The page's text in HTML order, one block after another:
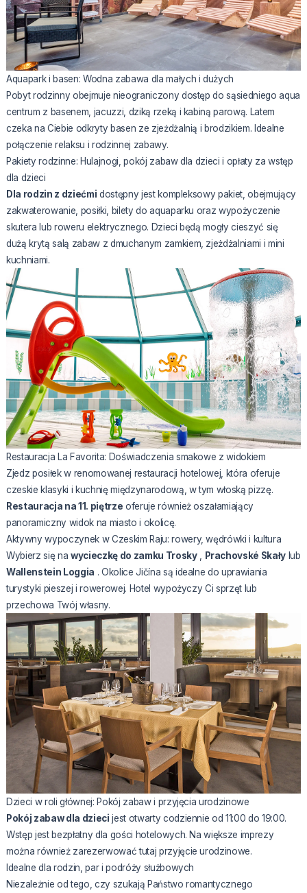
Aquapark i basen: Wodna zabawa dla małych i dużych
Pobyt rodzinny obejmuje nieograniczony dostęp do sąsiedniego aqua
centrum z basenem, jacuzzi, dziką rzeką i kabiną parową. Latem
czeka na Ciebie odkryty basen ze zjeżdżalnią i brodzikiem. Idealne
połączenie relaksu i rodzinnej zabawy.
Pakiety rodzinne: Hulajnogi, pokój zabaw dla dzieci i opłaty za wstęp
dla dzieci
Dla rodzin z dziećmi dostępny jest kompleksowy pakiet, obejmujący
zakwaterowanie, posiłki, bilety do aquaparku oraz wypożyczenie
skutera lub roweru elektrycznego. Dzieci będą mogły cieszyć się
dużą krytą salą zabaw z dmuchanym zamkiem, zjeżdżalniami i mini
kuchniami.
Restauracja La Favorita: Doświadczenia smakowe z widokiem
Zjedz posiłek w renomowanej restauracji hotelowej, która oferuje
czeskie klasyki i kuchnię międzynarodową, w tym włoską pizzę.
Restauracja na 11. piętrze oferuje również oszałamiający
panoramiczny widok na miasto i okolicę.
Aktywny wypoczynek w Czeskim Raju: rowery, wędrówki i kultura
Wybierz się na wycieczkę do zamku Trosky, Prachovské Skały lub
Wallenstein Loggia . Okolice Jičína są idealne do uprawiania
turystyki pieszej i rowerowej. Hotel wypożyczy Ci sprzęt lub
przechowa Twój własny.
Dzieci w roli głównej: Pokój zabaw i przyjęcia urodzinowe
Pokój zabaw dla dzieci jest otwarty codziennie od 11:00 do 19:00.
Wstęp jest bezpłatny dla gości hotelowych. Na większe imprezy
można również zarezerwować tutaj przyjęcie urodzinowe.
Idealne dla rodzin, par i podróży służbowych
Niezależnie od tego, czy szukają Państwo romantycznego